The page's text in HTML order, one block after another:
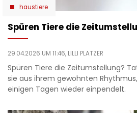
haustiere
Spüren Tiere die
29.04.2026 UM 11:46, LILLI PLATZER
Spüren Tiere die Zeitumstellung?
sie aus ihrem gewohnten
einigen Tagen wieder einpendelt.